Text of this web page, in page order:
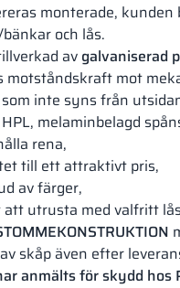
monterade,
och lås.
av galvaniserad
motståndskraft mot
inte syns från
melaminbelagd
rena,
till ett attraktivt pris,
av färger,
utrusta med valfritt
skåp även efter
anmälts för skydd hos